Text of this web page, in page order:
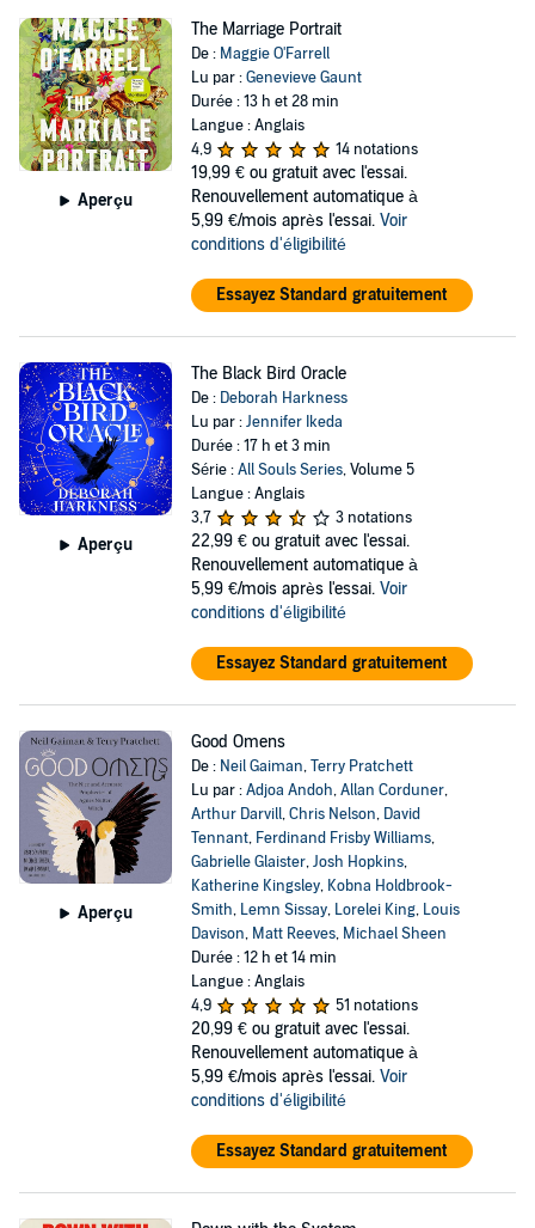
Aperçu
The Marriage Portrait
De : Maggie O'Farrell
Lu par :Genevieve Gaunt
Durée : 13 h et 28 min
Langue : Anglais
4,9
14 notations
19,99 € ou gratuit avec l'essai.
Renouvellement automatique à
5,99 €/mois après l'essai. Voir
conditions d'éligibilité
Essayez Standard gratuitement
Aperçu
The Black Bird Oracle
De : Deborah Harkness
Lu par :Jennifer Ikeda
Durée : 17 h et 3 min
Série :All Souls Series, Volume 5
Langue : Anglais
3,7
3 notations
22,99 € ou gratuit avec l'essai.
Renouvellement automatique à
5,99 €/mois après l'essai. Voir
conditions d'éligibilité
Essayez Standard gratuitement
Aperçu
Good Omens
De : Neil Gaiman,Terry Pratchett
Lu par :Adjoa Andoh,Allan Corduner,
Arthur Darvill,Chris Nelson, David
Tennant, Ferdinand Frisby Williams,
Gabrielle Glaister,Josh Hopkins,
Katherine Kingsley, Kobna Holdbrook-
Smith, Lemn Sissay, Lorelei King, Louis
Davison, Matt Reeves, Michael Sheen
Durée : 12 h et 14 min
Langue : Anglais
4,9
51 notations
20,99 € ou gratuit avec l'essai.
Renouvellement automatique à
5,99 €/mois après l'essai. Voir
conditions d'éligibilité
Essayez Standard gratuitement